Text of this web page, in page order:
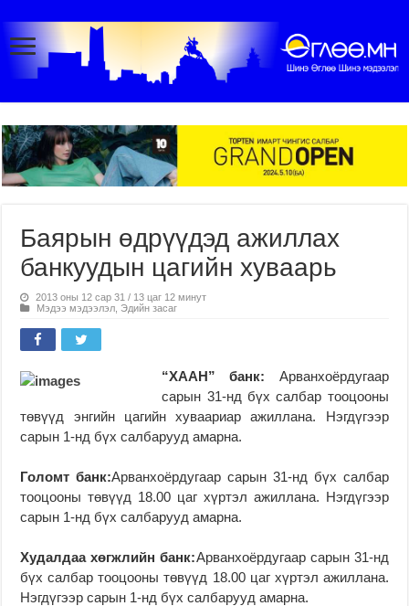
Баярын өдрүүдэд ажиллах
банкуудын цагийн хуваарь
2013 оны 12 сар 31 / 13 цаг 12 минут
Мэдээ мэдээлэл Эдийн засаг
“ХААН” банк: Арванхоёрдугаар
сарын 31-нд бүх салбар тооцооны
төвүүд энгийн цагийн хуваариар ажиллана. Нэгдүгээр
сарын 1-нд бүх салбарууд амарна.
Голомт банк:Арванхоёрдугаар сарын 31-нд бүх салбар
тооцооны төвүүд 18.00 цаг хүртэл ажиллана. Нэгдүгээр
сарын 1-нд бүх салбарууд амарна.
Худалдаа хөгжлийн банк:Арванхоёрдугаар сарын 31-нд
бүх салбар тооцооны төвүүд 18.00 цаг хүртэл ажиллана.
Нэгдүгээр сарын 1-нд бүх салбарууд амарна.